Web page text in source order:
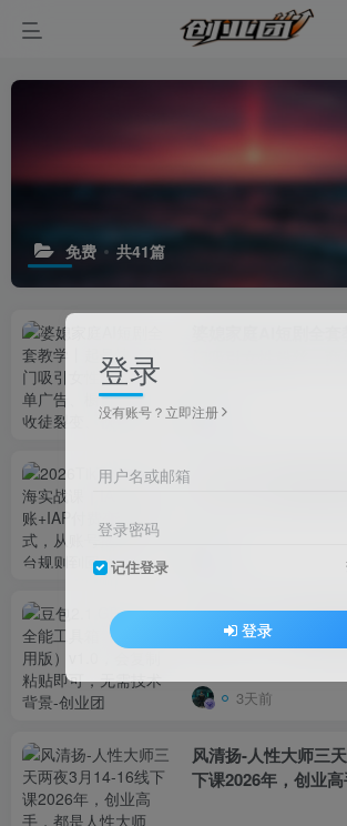
免费 共41篇
婆媳家庭AI短剧全
门吸引女性粉丝，
2026TikTok短剧出
分账+IAP付费变现
建、平台规则到回款
豆包2.1 GEO优化全
用版）v1.0，会复
3天前
风清扬-人性大师三
下课2026年，创业
登录
没有账号？立即注册
用户名或邮箱
登录密码
记住登录
登录